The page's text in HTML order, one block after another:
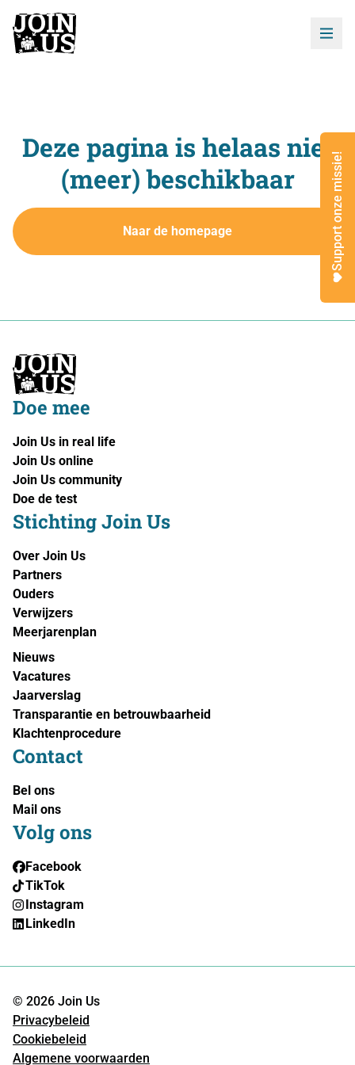
Support onze missie!
Deze pagina is helaas niet
(meer) beschikbaar
Naar de homepage
Doe mee
Join Us in real life
Join Us online
Join Us community
Doe de test
Stichting Join Us
Over Join Us
Partners
Ouders
Verwijzers
Meerjarenplan
Nieuws
Vacatures
Jaarverslag
Transparantie en betrouwbaarheid
Klachtenprocedure
Contact
Bel ons
Mail ons
Volg ons
Facebook
TikTok
Instagram
LinkedIn
© 2026 Join Us
Privacybeleid
Cookiebeleid
Algemene voorwaarden